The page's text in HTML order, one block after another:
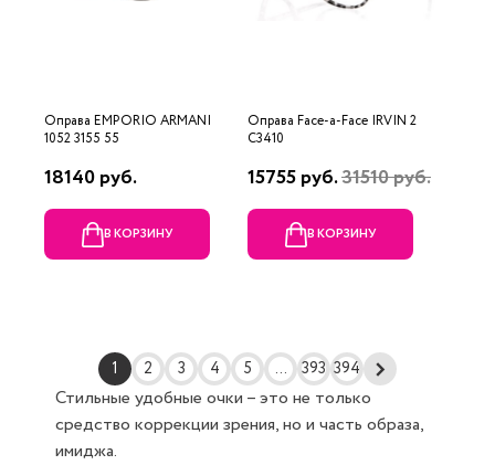
Оправа EMPORIO ARMANI
1052 3155 55
18140 руб.
В КОРЗИНУ
Оправа Face-a-Face IRVIN 2
C3410
15755 руб.31510 руб.
В КОРЗИНУ
1 2 3 4 5 ... 393 394
Стильные удобные очки – это не только
средство коррекции зрения, но и часть образа,
имиджа.